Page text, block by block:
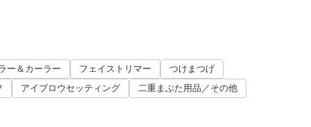
ー＆カーラー フェイストリマー
つけまつげ
アイブロウセッティング 二重まぶた用品／その他